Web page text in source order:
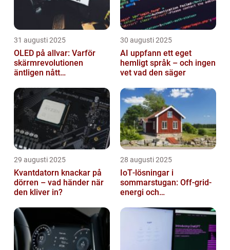
31 augusti 2025
OLED på allvar: Varför
skärmrevolutionen
äntligen nått
30 augusti 2025
AI uppfann ett eget
hemligt språk – och ingen
vet vad den säger
29 augusti 2025
Kvantdatorn knackar på
dörren – vad händer när
den kliver in?
28 augusti 2025
IoT‑lösningar i
sommarstugan: Off‑grid-
energi och